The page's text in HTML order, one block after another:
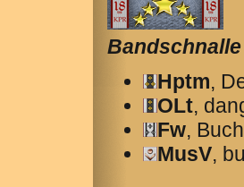
Hptm,
OLt,
Fw,
MusV,